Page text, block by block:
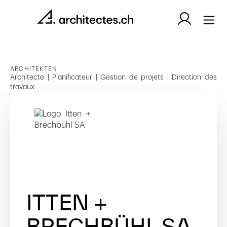
ARCHITEKTEN
Architecte | Planificateur | Gestion de projets | Direction des
travaux
ITTEN +